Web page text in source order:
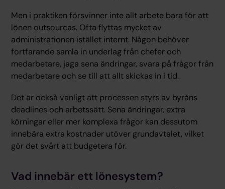
Men i praktiken försvinner inte allt arbete bara för att
lönen outsourcas. Ofta flyttas mycket av
administrationen istället internt. Någon behöver
fortfarande samla in underlag från chefer och
medarbetare, jaga sena ändringar, svara på frågor från
medarbetare och se till att allt skickas in i tid.
Det är också vanligt att processen styrs av byråns
deadlines och arbetssätt. Sena ändringar, extra
körningar eller mer komplexa frågor kan dessutom
innebära extra kostnader utöver grundavtalet, vilket
gör det svårt att budgetera för.
Vad innebär ett lönesystem?